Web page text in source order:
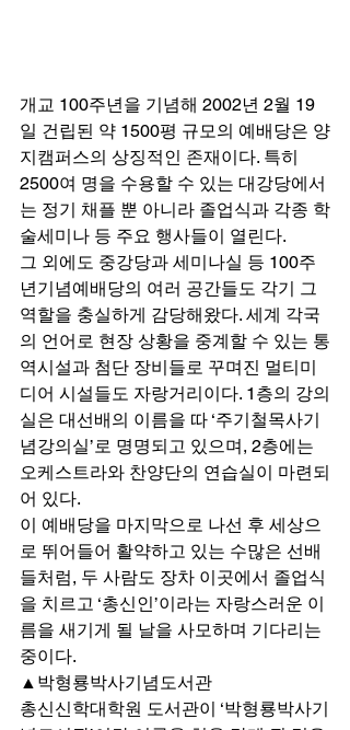
개교 100주년을 기념해 2002년 2월 19
일 건립된 약 1500평 규모의 예배당은 양
지캠퍼스의 상징적인 존재이다. 특히
2500여 명을 수용할 수 있는 대강당에서
는 정기 채플 뿐 아니라 졸업식과 각종 학
술세미나 등 주요 행사들이 열린다.
그 외에도 중강당과 세미나실 등 100주
년기념예배당의 여러 공간들도 각기 그
역할을 충실하게 감당해왔다. 세계 각국
의 언어로 현장 상황을 중계할 수 있는 통
역시설과 첨단 장비들로 꾸며진 멀티미
디어 시설들도 자랑거리이다. 1층의 강의
실은 대선배의 이름을 따 ‘주기철목사기
념강의실’로 명명되고 있으며, 2층에는
오케스트라와 찬양단의 연습실이 마련되
어 있다.
이 예배당을 마지막으로 나선 후 세상으
로 뛰어들어 활약하고 있는 수많은 선배
들처럼, 두 사람도 장차 이곳에서 졸업식
을 치르고 ‘총신인’이라는 자랑스러운 이
름을 새기게 될 날을 사모하며 기다리는
중이다.
▲박형룡박사기념도서관
총신신학대학원 도서관이 ‘박형룡박사기